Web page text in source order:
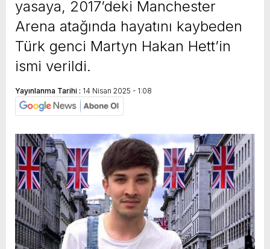
yasaya, 2017’deki Manchester
Arena atağında hayatını kaybeden
Türk genci Martyn Hakan Hett’in
ismi verildi.
Yayınlanma Tarihi : 14 Nisan 2025 - 1:08